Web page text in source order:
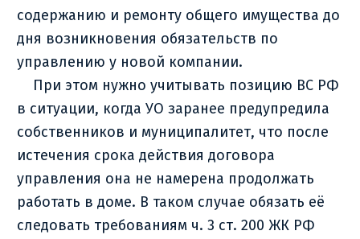
содержанию и ремонту общего имущества до
дня возникновения обязательств по
управлению у новой компании.
При этом нужно учитывать позицию ВС РФ
в ситуации, когда УО заранее предупредила
собственников и муниципалитет, что после
истечения срока действия договора
управления она не намерена продолжать
работать в доме. В таком случае обязать её
следовать требованиям ч. 3 ст. 200 ЖК РФ